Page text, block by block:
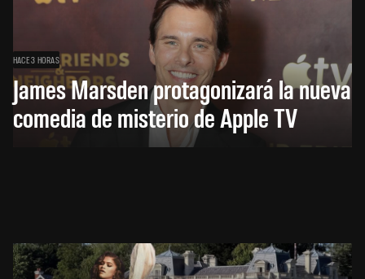
HACE 3 HORAS
James Marsden protagonizará la nueva
comedia de misterio de Apple TV